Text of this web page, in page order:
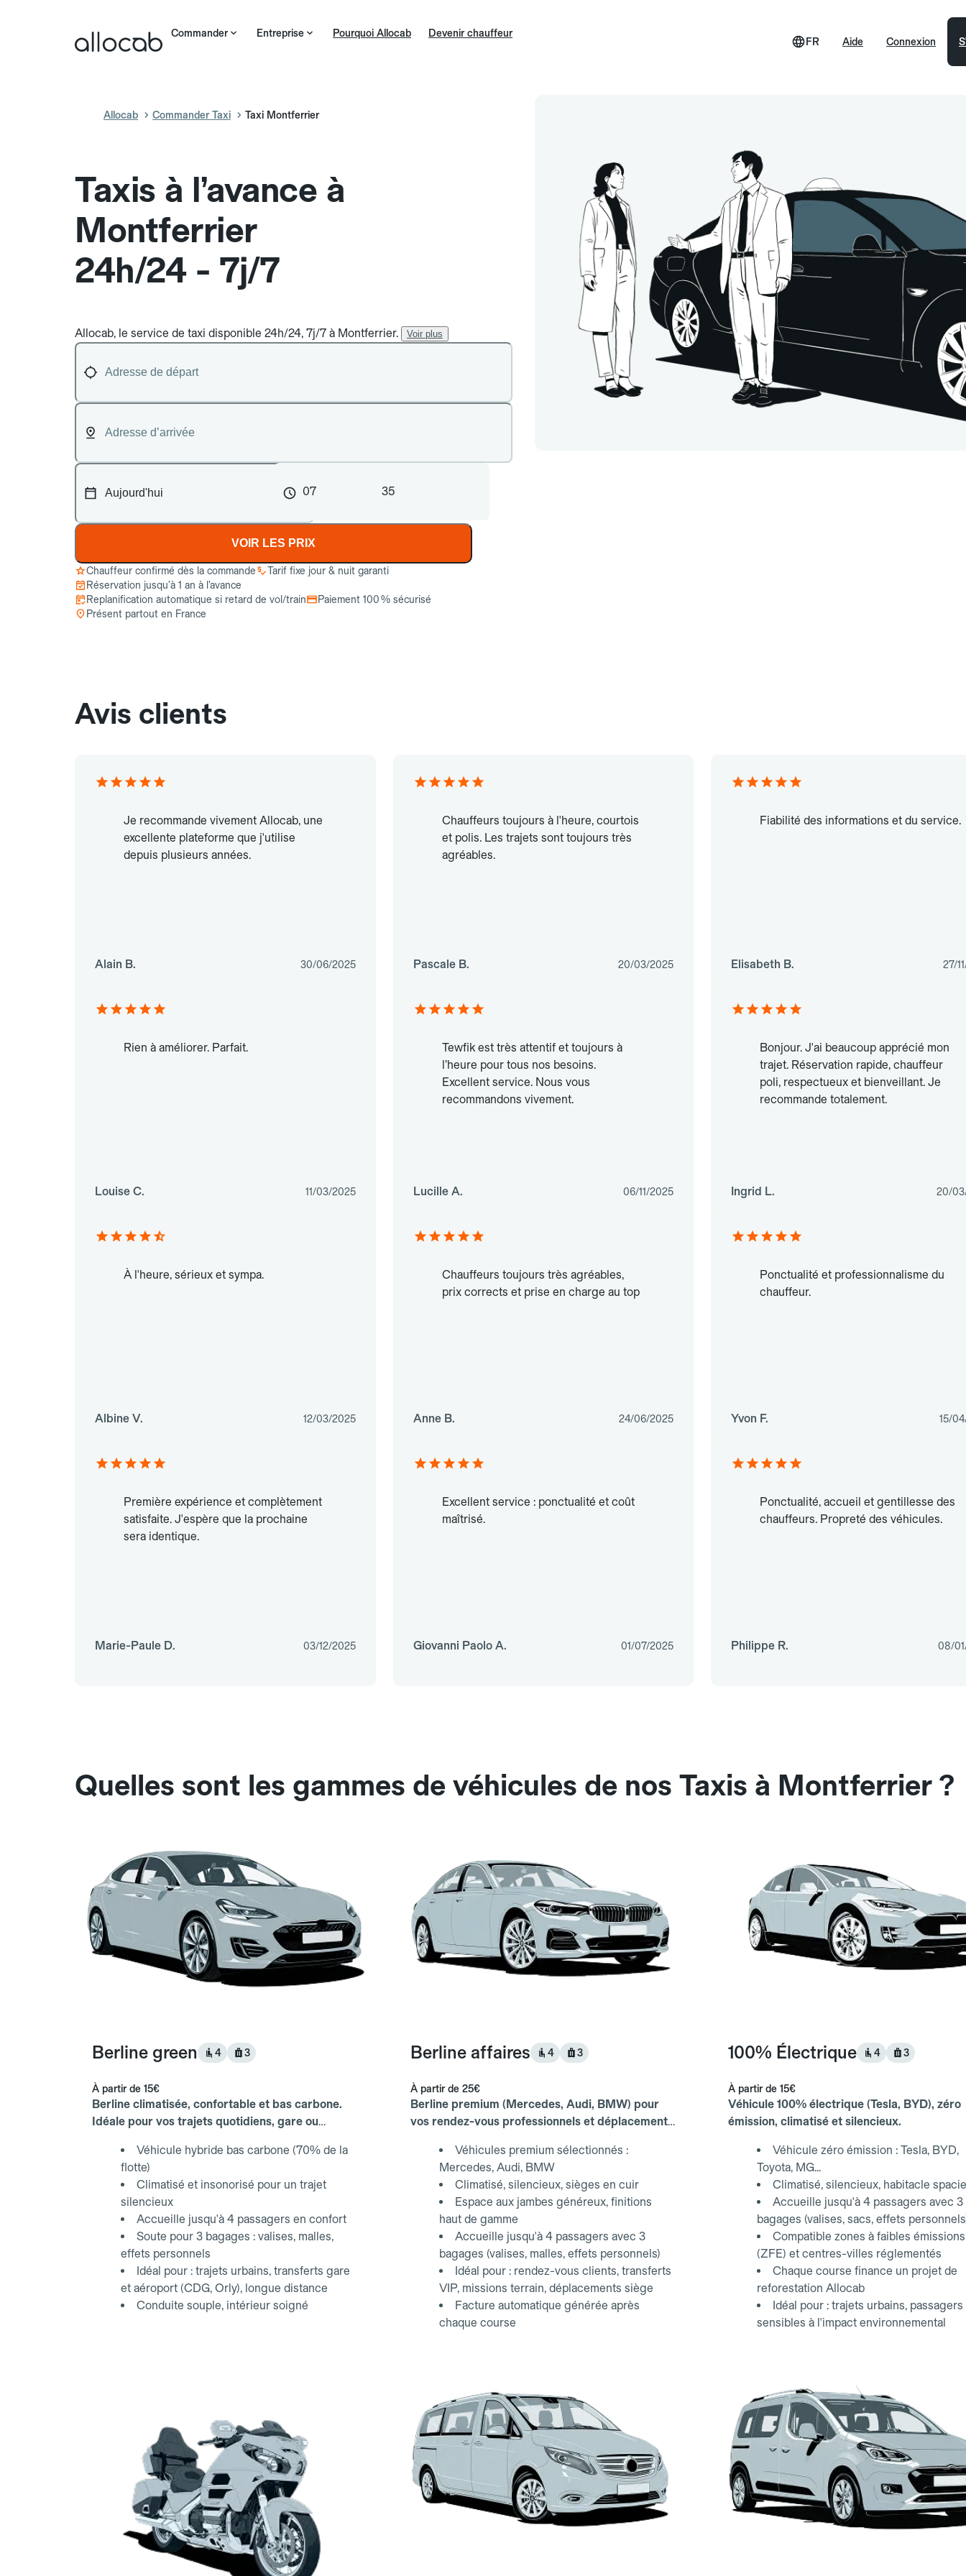
Commander Entreprise Pourquoi Allocab Devenir chauffeur
Aide
FR Connexion
Allocab Commander Taxi Taxi Montferrier
Taxis à l’avance à
Montferrier
24h/24 - 7j/7
Allocab, le service de taxi disponible 24h/24, 7j/7 à Montferrier. Voir plus
07 35
VOIR LES PRIX
Chauffeur confirmé dès la commande
Tarif fixe jour & nuit garanti
Réservation jusqu’à 1 an à l’avance
Replanification automatique si retard de vol/train
Paiement 100 % sécurisé
Présent partout en France
Avis clients
Je recommande vivement Allocab, une
excellente plateforme que j'utilise
depuis plusieurs années.
Alain B. 30/06/2025
Chauffeurs toujours à l'heure, courtois
et polis. Les trajets sont toujours très
agréables.
Pascale B. 20/03/2025
Fiabilité des informations et du service.
Elisabeth B. 27/
Rien à améliorer. Parfait.
Louise C. 11/03/2025
Tewfik est très attentif et toujours à
l’heure pour tous nos besoins.
Excellent service. Nous vous
recommandons vivement.
Lucille A. 06/11/2025
Bonjour. J'ai beaucoup apprécié mon
trajet. Réservation rapide, chauffeur
poli, respectueux et bienveillant. Je
recommande totalement.
Ingrid L. 20/
À l'heure, sérieux et sympa.
Albine V. 12/03/2025
Chauffeurs toujours très agréables,
prix corrects et prise en charge au top
Anne B. 24/06/2025
Ponctualité et professionnalisme du
chauffeur.
Yvon F. 15/
Première expérience et complètement
satisfaite. J'espère que la prochaine
sera identique.
Marie-Paule D. 03/12/2025
Excellent service : ponctualité et coût
maîtrisé.
Giovanni Paolo A. 01/07/2025
Ponctualité, accueil et gentillesse des
chauffeurs. Propreté des véhicules.
Philippe R. 08/
Quelles sont les gammes de véhicules de nos Taxis à Montferrier ?
Berline green 4 3
À partir de 15€
Berline climatisée, confortable et bas carbone.
Idéale pour vos trajets quotidiens, gare ou
Véhicule hybride bas carbone (70% de la
flotte)
Climatisé et insonorisé pour un trajet
silencieux
Accueille jusqu'à 4 passagers en confort
Soute pour 3 bagages : valises, malles,
effets personnels
Idéal pour : trajets urbains, transferts gare
et aéroport (CDG, Orly), longue distance
Conduite souple, intérieur soigné
Berline affaires 4 3
À partir de 25€
Berline premium (Mercedes, Audi, BMW) pour
vos rendez-vous professionnels et déplacements
Véhicules premium sélectionnés :
Mercedes, Audi, BMW
Climatisé, silencieux, sièges en cuir
Espace aux jambes généreux, finitions
haut de gamme
Accueille jusqu'à 4 passagers avec 3
bagages (valises, malles, effets personnels)
Idéal pour : rendez-vous clients, transferts
VIP, missions terrain, déplacements siège
Facture automatique générée après
chaque course
100% Électrique 4 3
À partir de 15€
Véhicule 100% électrique (Tesla, BYD), zéro
émission, climatisé et silencieux.
Véhicule zéro émission : Tesla, BYD,
Toyota, MG...
Climatisé, silencieux, habitacle
Accueille jusqu'à 4 passagers avec 3
bagages (valises, sacs, effets
Compatible zones à faibles émissions
(ZFE) et centres-villes réglementés
Chaque course finance un projet de
reforestation Allocab
Idéal pour : trajets urbains, passagers
sensibles à l'impact environnemental